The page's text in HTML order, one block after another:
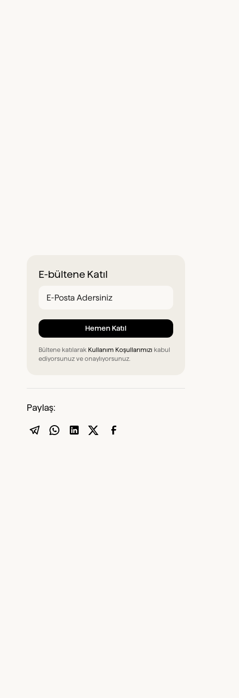
E-bültene Katıl
Bültene katılarak Kullanım Koşullarımızı kabul
ediyorsunuz ve onaylıyorsunuz.
Paylaş: